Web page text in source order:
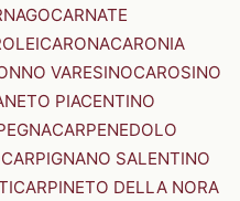
CARNATE
CARONACARONIA
VARESINOCAROSINO
PIACENTINO
CARPENEDOLO
CARPIGNANO SALENTINO
CARPINETO DELLA NORA